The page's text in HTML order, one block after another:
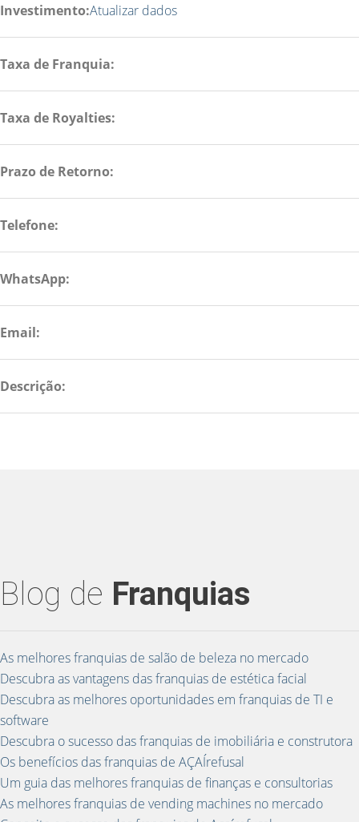
Investimento:Atualizar dados
Taxa de Franquia:
Taxa de Royalties:
Prazo de Retorno:
Telefone:
WhatsApp:
Email:
Descrição:
Blog de Franquias
As melhores franquias de salão de beleza no mercado
Descubra as vantagens das franquias de estética facial
Descubra as melhores oportunidades em franquias de TI e
software
Descubra o sucesso das franquias de imobiliária e construtora
Os benefícios das franquias de AÇAÍrefusal
Um guia das melhores franquias de finanças e consultorias
As melhores franquias de vending machines no mercado